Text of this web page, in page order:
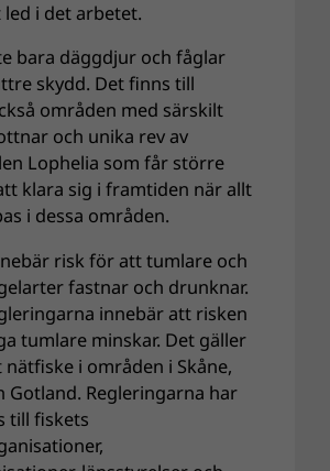
i det arbetet.
bara däggdjur och fåglar
skydd. Det finns till
områden med särskilt
och unika rev av
Lophelia som får större
klara sig i framtiden när allt
i dessa områden.
risk för att tumlare och
fastnar och drunknar.
innebär att risken
tumlare minskar. Det gäller
i områden i Skåne,
Gotland. Regleringarna har
till fiskets